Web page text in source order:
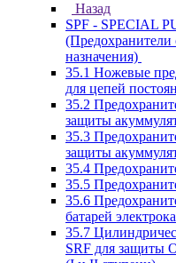
Назад
SPF - SPECIAL
(Предохранители
назначения)
35.1 Ножевые
для цепей
35.2
защиты
35.3
защиты
35.4
35.5
35.6
батарей
35.7
SRF для защиты